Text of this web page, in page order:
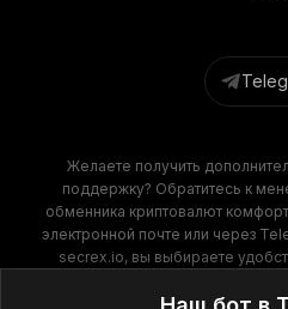
Желаете получить
поддержку? Обратитесь к
обменника криптовалют
электронной почте или через
secrex.io, вы выбираете
гарантирует высокое качество